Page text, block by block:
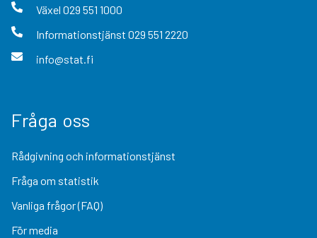
Växel 029 551 1000
Informationstjänst 029 551 2220
info@stat.fi
Fråga oss
Rådgivning och informationstjänst
Fråga om statistik
Vanliga frågor (FAQ)
För media